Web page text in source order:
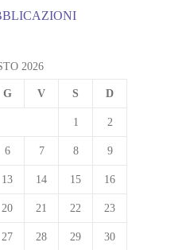
2026
G V S D
1 2
6 7 8 9
13 14 15 16
20 21 22 23
27 28 29 30